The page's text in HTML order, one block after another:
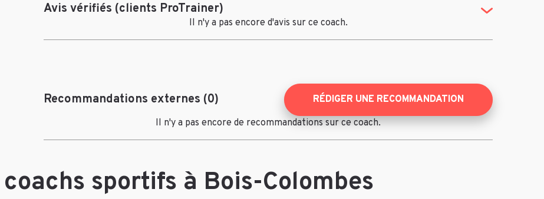
Avis vérifiés (clients ProTrainer)
(Toggle
Il n'y a pas encore d'avis sur ce coach.
Recommandations externes (0)
RÉDIGER UNE RECOMMANDATION
Il n'y a pas encore de recommandations sur ce coach.
sportifs à Bois-Colombes